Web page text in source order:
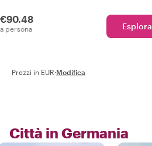
€90.48
a persona Esplora
Prezzi in EUR·Modifica
Città in Germania